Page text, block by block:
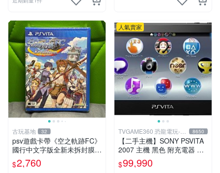
古玩基地 32
psv遊戲卡帶《空之軌跡FC》
國行中文字版全新未拆封膜有
輕微使用痕跡嚴選推薦適合收
藏 歲月痕跡 二手 psv 游戲卡
$2,760
人氣賣家
TVGAME360 恐龍電玩-台
中店
8650
【二手主機】SONY PSVITA
2007 主機 黑色 附充電器 US
B傳輸線 PS VITA PSV【台中
恐龍電玩】
$99,990